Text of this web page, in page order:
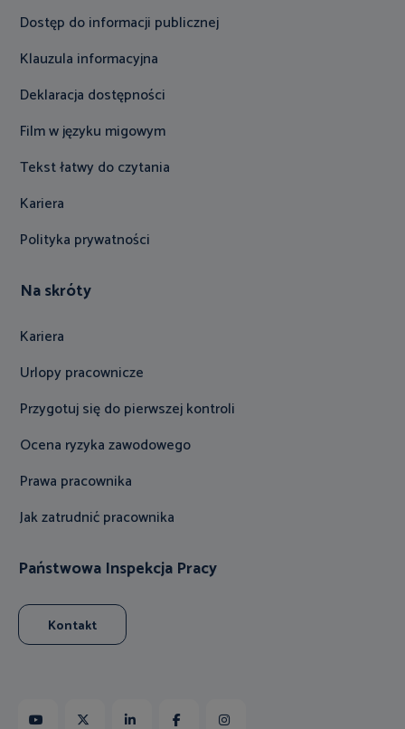
Dostęp do informacji publicznej
Klauzula informacyjna
Deklaracja dostępności
Film w języku migowym
Tekst łatwy do czytania
Kariera
Polityka prywatności
Na skróty
Kariera
Urlopy pracownicze
Przygotuj się do pierwszej kontroli
Ocena ryzyka zawodowego
Prawa pracownika
Jak zatrudnić pracownika
Państwowa Inspekcja Pracy
Kontakt